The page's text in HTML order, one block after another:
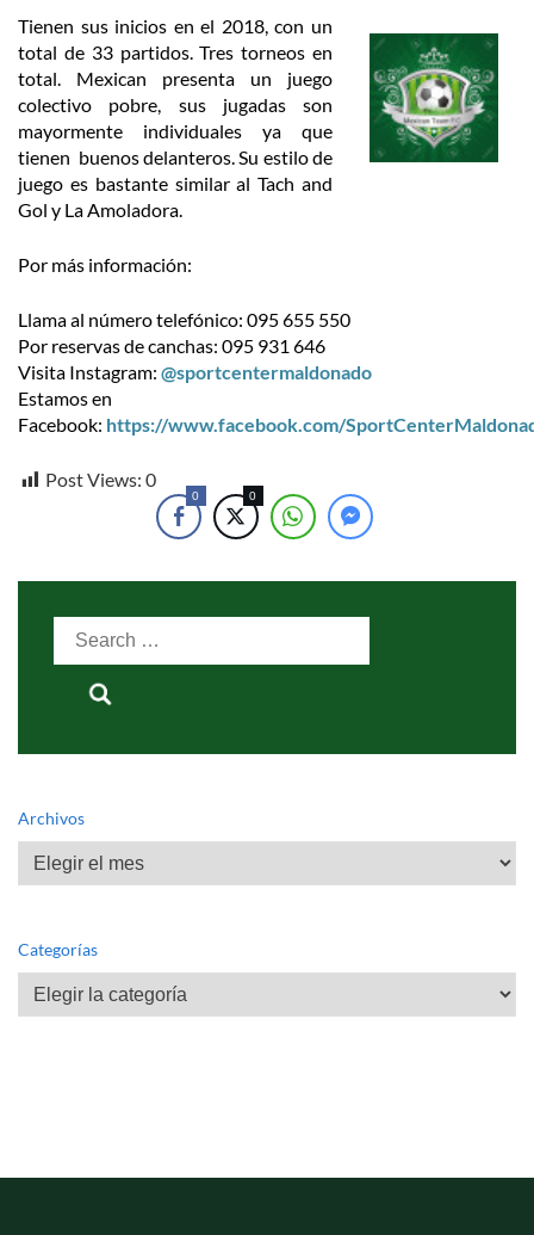
Tienen sus inicios en el 2018, con un
total de 33 partidos. Tres torneos en
total. Mexican presenta un juego
colectivo pobre, sus jugadas son
mayormente individuales ya que
tienen buenos delanteros. Su estilo de
juego es bastante similar al Tach and
Gol y La Amoladora.
Por más información:
Llama al número telefónico: 095 655 550
Por reservas de canchas: 095 931 646
Visita Instagram: @sportcentermaldonado
Estamos en
Facebook: https://www.facebook.com/
Post Views: 0
0 0
Search
Archivos
Archivos
Categorías
Categorías